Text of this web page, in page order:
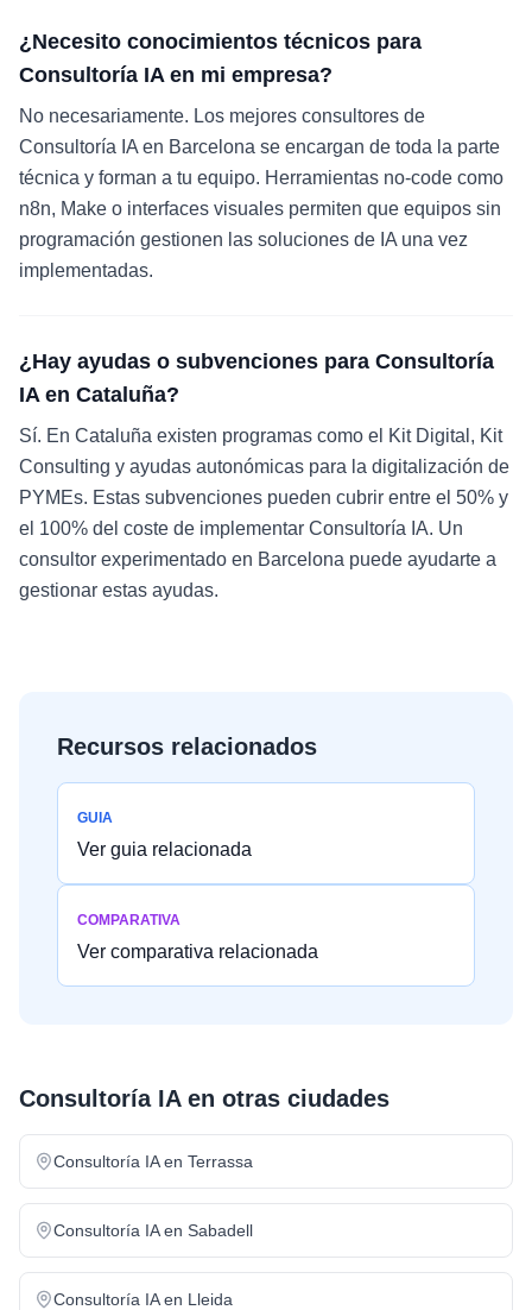
¿Necesito conocimientos técnicos para
Consultoría IA en mi empresa?
No necesariamente. Los mejores consultores de
Consultoría IA en Barcelona se encargan de toda la parte
técnica y forman a tu equipo. Herramientas no-code como
n8n, Make o interfaces visuales permiten que equipos sin
programación gestionen las soluciones de IA una vez
implementadas.
¿Hay ayudas o subvenciones para Consultoría
IA en Cataluña?
Sí. En Cataluña existen programas como el Kit Digital, Kit
Consulting y ayudas autonómicas para la digitalización de
PYMEs. Estas subvenciones pueden cubrir entre el 50% y
el 100% del coste de implementar Consultoría IA. Un
consultor experimentado en Barcelona puede ayudarte a
gestionar estas ayudas.
Recursos relacionados
GUIA
Ver guia relacionada
COMPARATIVA
Ver comparativa relacionada
Consultoría IAen otras ciudades
Consultoría IAen Terrassa
Consultoría IAen Sabadell
Consultoría IAen Lleida